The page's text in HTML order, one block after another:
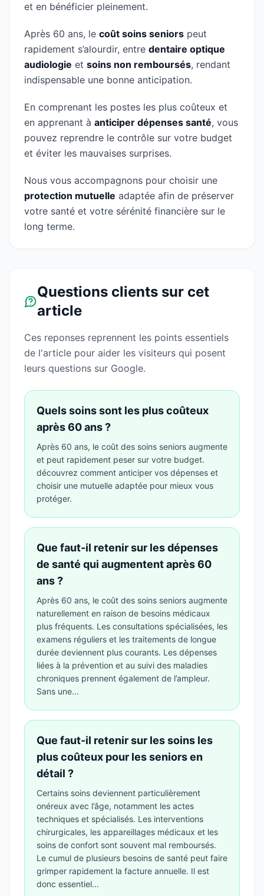
et en bénéficier pleinement.
Après 60 ans, le coût soins seniors peut
rapidement s’alourdir, entre dentaire optique
audiologie et soins non remboursés, rendant
indispensable une bonne anticipation.
En comprenant les postes les plus coûteux et
en apprenant à anticiper dépenses santé, vous
pouvez reprendre le contrôle sur votre budget
et éviter les mauvaises surprises.
Nous vous accompagnons pour choisir une
protection mutuelle adaptée afin de préserver
votre santé et votre sérénité financière sur le
long terme.
Questions clients sur cet
article
Ces reponses reprennent les points essentiels
de l'article pour aider les visiteurs qui posent
leurs questions sur Google.
Quels soins sont les plus coûteux
après 60 ans ?
Après 60 ans, le coût des soins seniors augmente
et peut rapidement peser sur votre budget.
découvrez comment anticiper vos dépenses et
choisir une mutuelle adaptée pour mieux vous
protéger.
Que faut-il retenir sur les dépenses
de santé qui augmentent après 60
ans ?
Après 60 ans, le coût des soins seniors augmente
naturellement en raison de besoins médicaux
plus fréquents. Les consultations spécialisées, les
examens réguliers et les traitements de longue
durée deviennent plus courants. Les dépenses
liées à la prévention et au suivi des maladies
chroniques prennent également de l’ampleur.
Sans une...
Que faut-il retenir sur les soins les
plus coûteux pour les seniors en
détail ?
Certains soins deviennent particulièrement
onéreux avec l’âge, notamment les actes
techniques et spécialisés. Les interventions
chirurgicales, les appareillages médicaux et les
soins de confort sont souvent mal remboursés.
Le cumul de plusieurs besoins de santé peut faire
grimper rapidement la facture annuelle. Il est
donc essentiel...